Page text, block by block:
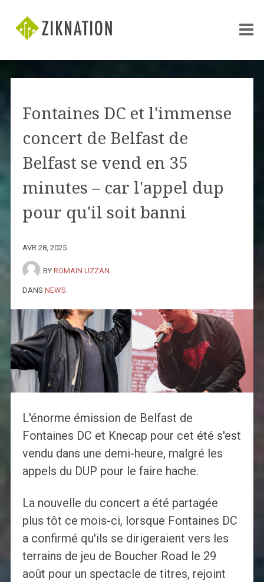
Fontaines DC et l'immense
concert de Belfast de
Belfast se vend en 35
minutes – car l'appel dup
pour qu'il soit banni
AVR 28, 2025
BY ROMAIN UZZAN
DANS NEWS
L'énorme émission de Belfast de
Fontaines DC et Knecap pour cet été s'est
vendu dans une demi-heure, malgré les
appels du DUP pour le faire hache.
La nouvelle du concert a été partagée
plus tôt ce mois-ci, lorsque Fontaines DC
a confirmé qu'ils se dirigeraient vers les
terrains de jeu de Boucher Road le 29
août pour un spectacle de titres, rejoint